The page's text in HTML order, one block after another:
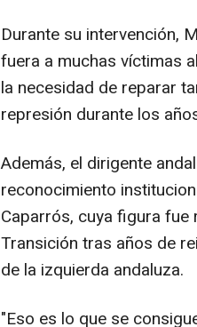
Durante su intervención,
fuera a muchas víctimas
la necesidad de reparar
represión durante los
Además, el dirigente
reconocimiento
Caparrós, cuya figura
Transición tras años de
de la izquierda andaluza.
"Eso es lo que se